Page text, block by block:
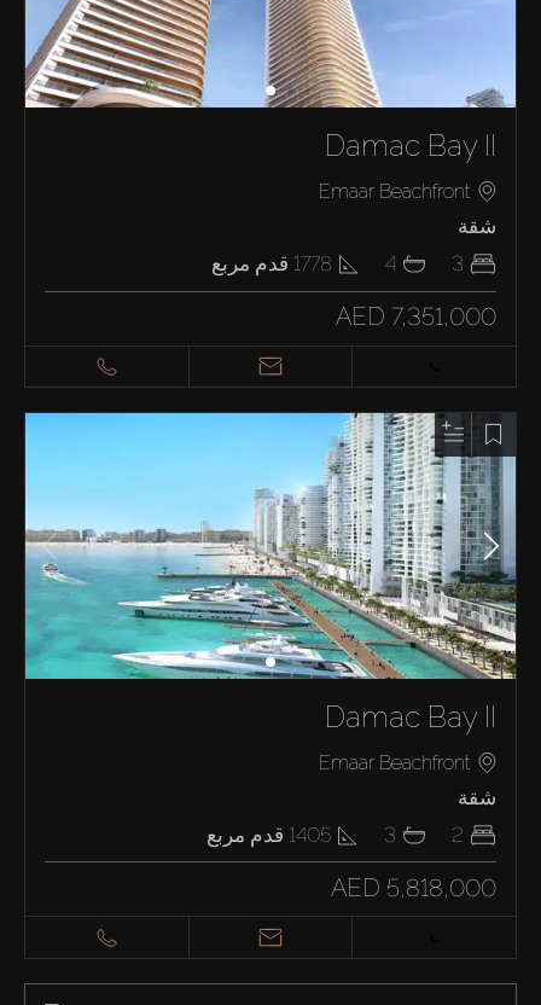
شراء
الوكلاء
Damac Bay II
Emaar Beachfront
شقة
3
4
1778 قدم مربع
AED 7,351,000
Damac Bay II
Emaar Beachfront
شقة
2
3
1405 قدم مربع
AED 5,818,000